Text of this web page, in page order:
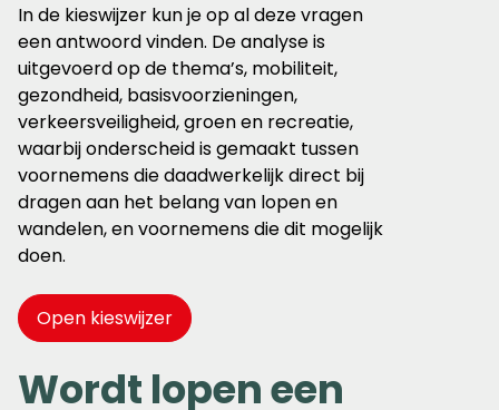
In de kieswijzer kun je op al deze vragen
een antwoord vinden. De analyse is
uitgevoerd op de thema’s, mobiliteit,
gezondheid, basisvoorzieningen,
verkeersveiligheid, groen en recreatie,
waarbij onderscheid is gemaakt tussen
voornemens die daadwerkelijk direct bij
dragen aan het belang van lopen en
wandelen, en voornemens die dit mogelijk
doen.
Open kieswijzer
Wordt lopen een